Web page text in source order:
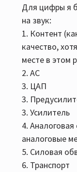
Для цифры я
на звук:
1. Контент
качество,
месте в этом
2. АС
3. ЦАП
3.
3. Усилитель
4.
аналоговые
5. Силовая
6. Транспорт